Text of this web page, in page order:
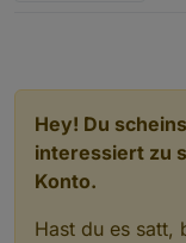
Hey! Du
interessiert zu
Konto.
Hast du es satt,